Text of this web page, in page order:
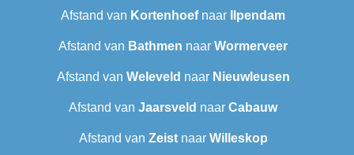
Afstand van Kortenhoefnaar Ilpendam
Afstand van Bathmen naar Wormerveer
Afstand van Weleveld naar Nieuwleusen
Afstand van Jaarsveld naar Cabauw
Afstand van Zeistnaar Willeskop